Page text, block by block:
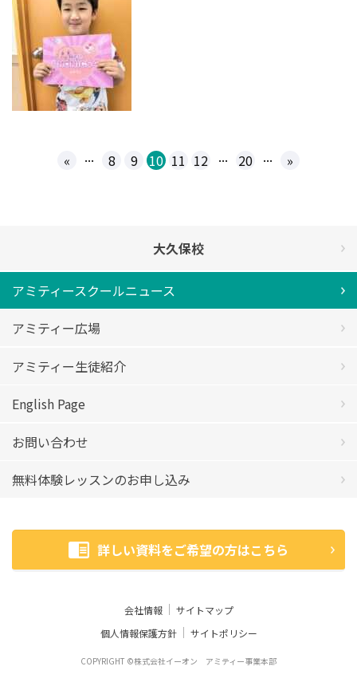
« ... 8 9 10 11 12 ... 20 ... »
大久保校
アミティースクールニュース
アミティー広場
アミティー生徒紹介
English Page
お問い合わせ
無料体験レッスンのお申し込み
詳しい資料をご希望の方はこちら
会社情報
サイトマップ
個人情報保護方針
サイトポリシー
COPYRIGHT ©株式会社イーオン アミティー事業本部